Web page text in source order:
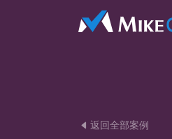
 返回全部案例